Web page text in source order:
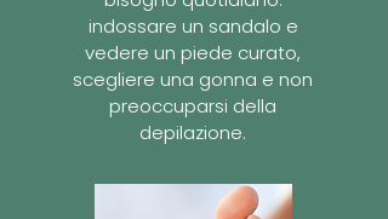
indossare un sandalo e
vedere un piede curato,
scegliere una gonna e non
preoccuparsi della
depilazione.